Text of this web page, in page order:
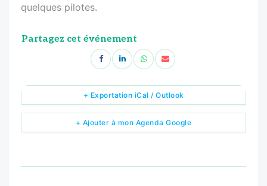
quelques pilotes.
Partagez cet événement
+ Ajouter à mon Agenda Google
+ Exportation iCal / Outlook